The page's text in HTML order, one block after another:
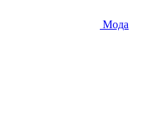
Мода